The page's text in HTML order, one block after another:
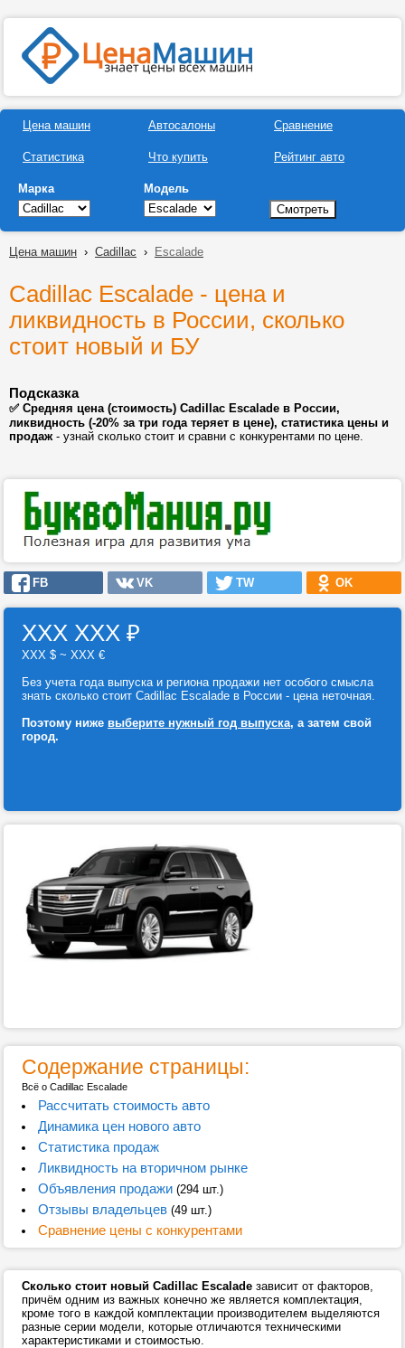
Цена машин
Статистика
Автосалоны
Что купить
Сравнение
Рейтинг авто
Марка Модель
Цена машин › Cadillac › Escalade
Cadillac Escalade - цена и
ликвидность в России, сколько
стоит новый и БУ
Подсказка
✅ Средняя цена (стоимость) Cadillac Escalade в России,
ликвидность (-20% за три года теряет в цене), статистика цены и
продаж- узнай сколько стоит и сравни с конкурентами по цене.
FB VK TW OK
ХХХ ХХХ ₽
ХХХ $ ~ ХХХ €
Без учета года выпуска и региона продажи нет особого смысла
знать сколько стоит Cadillac Escalade в России - цена неточная.
Поэтому ниже выберите нужный год выпуска, а затем свой
город.
Содержание страницы:
Всё о Cadillac Escalade
Рассчитать стоимость авто
Динамика цен нового авто
Статистика продаж
Ликвидность на вторичном рынке
Объявления продажи(294 шт.)
Отзывы владельцев(49 шт.)
Сравнение цены с конкурентами
Сколько стоит новый Cadillac Escalade зависит от факторов,
причём одним из важных конечно же является комплектация,
кроме того в каждой комплектации производителем выделяются
разные серии модели, которые отличаются техническими
характеристиками и стоимостью.